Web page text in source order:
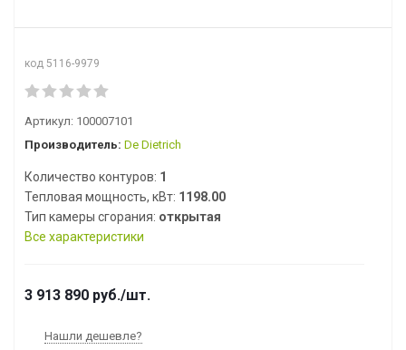
код 5116-9979
Артикул: 100007101
Производитель: De Dietrich
Количество контуров: 1
Тепловая мощность, кВт: 1198.00
Тип камеры сгорания: открытая
Все характеристики
3 913 890 руб./шт.
Нашли дешевле?